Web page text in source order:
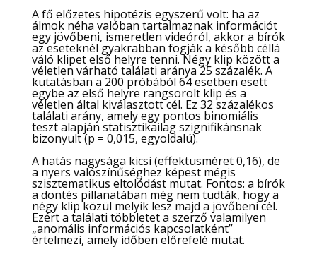
A fő előzetes hipotézis egyszerű volt: ha az
álmok néha valóban tartalmaznak információt
egy jövőbeni, ismeretlen videóról, akkor a bírók
az eseteknél gyakrabban fogják a később céllá
váló klipet első helyre tenni. Négy klip között a
véletlen várható találati aránya 25 százalék. A
kutatásban a 200 próbából 64 esetben esett
egybe az első helyre rangsorolt klip és a
véletlen által kiválasztott cél. Ez 32 százalékos
találati arány, amely egy pontos binomiális
teszt alapján statisztikailag szignifikánsnak
bizonyult (p = 0,015, egyoldalú).
A hatás nagysága kicsi (effektusméret 0,16), de
a nyers valószínűséghez képest mégis
szisztematikus eltolódást mutat. Fontos: a bírók
a döntés pillanatában még nem tudták, hogy a
négy klip közül melyik lesz majd a jövőbeni cél.
Ezért a találati többletet a szerző valamilyen
„anomális információs kapcsolatként”
értelmezi, amely időben előrefelé mutat.